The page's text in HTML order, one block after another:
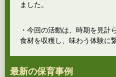
ました。
・今回の活動は、時期を見計
食材を収穫し、味わう体験に
最新の保育事例